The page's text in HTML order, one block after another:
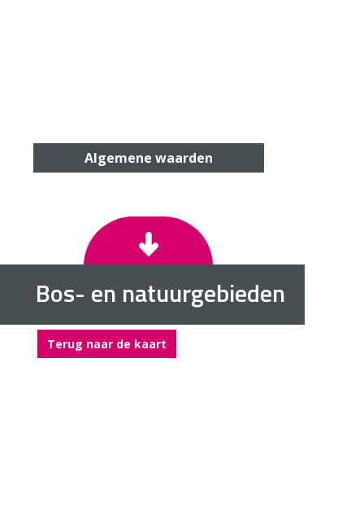
Algemene waarden
Bos- en natuurgebieden
Terug naar de kaart